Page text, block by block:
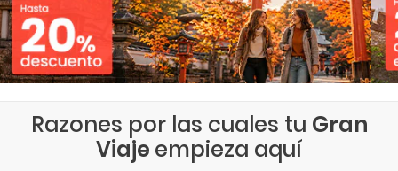
Razones por las cuales tu Gran
Viaje empieza aquí